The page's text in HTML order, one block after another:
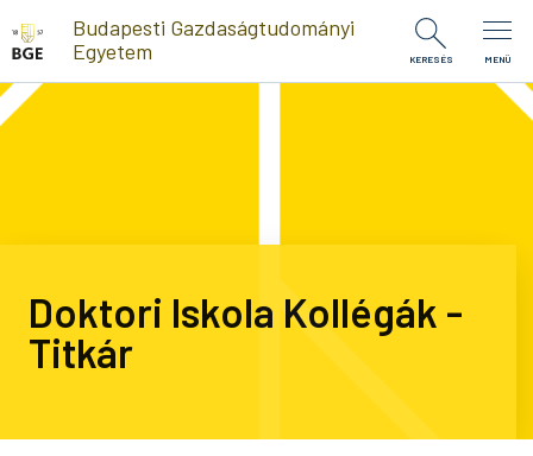
Ugrás a tartalomra
Budapesti Gazdaságtudományi
Egyetem
KERESÉS MENÜ
Doktori Iskola Kollégák -
Titkár